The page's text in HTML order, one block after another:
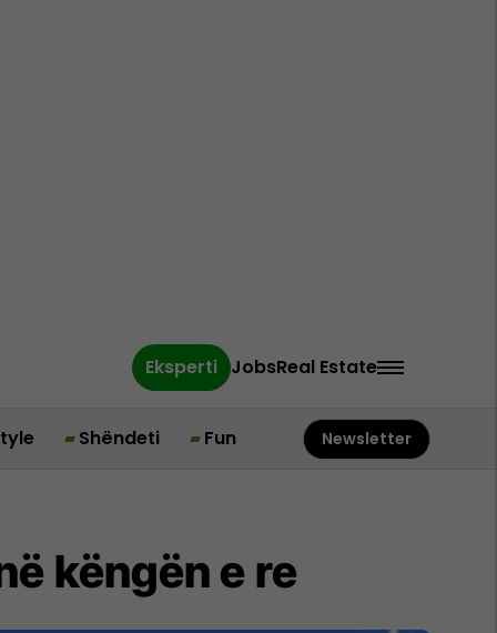
Eksperti JobsReal Estate
Shëndeti Fun Newsletter
këngën e re